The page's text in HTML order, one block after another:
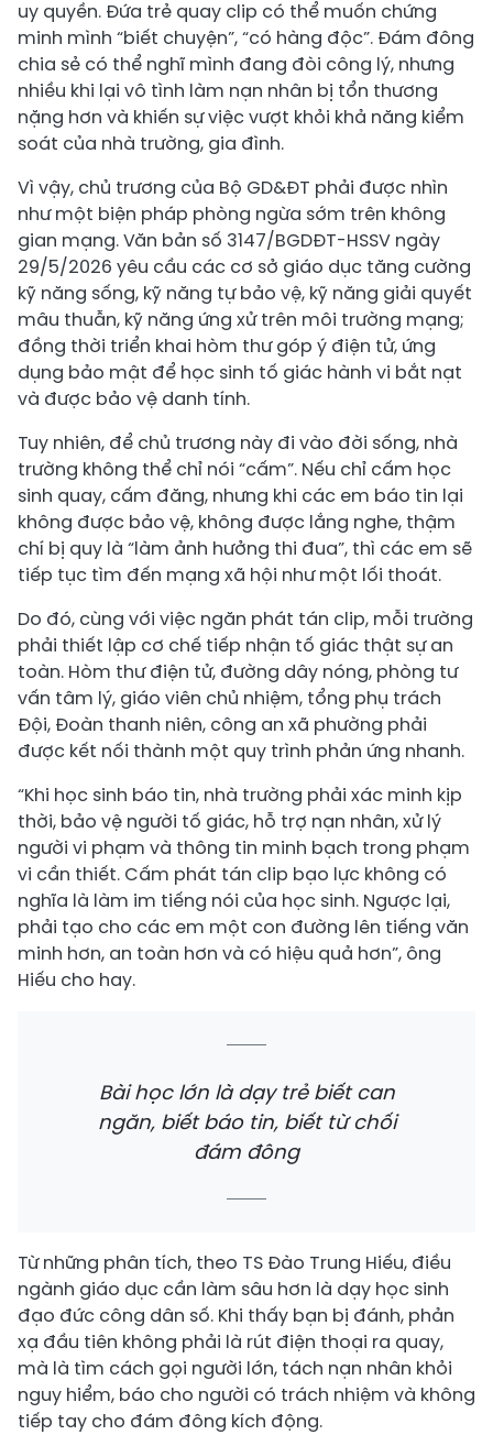
uy quyền. Đứa trẻ quay clip có thể muốn chứng
minh mình “biết chuyện”, “có hàng độc”. Đám đông
chia sẻ có thể nghĩ mình đang đòi công lý, nhưng
nhiều khi lại vô tình làm nạn nhân bị tổn thương
nặng hơn và khiến sự việc vượt khỏi khả năng kiểm
soát của nhà trường, gia đình.
Vì vậy, chủ trương của Bộ GD&ĐT phải được nhìn
như một biện pháp phòng ngừa sớm trên không
gian mạng. Văn bản số 3147/BGDĐT-HSSV ngày
29/5/2026 yêu cầu các cơ sở giáo dục tăng cường
kỹ năng sống, kỹ năng tự bảo vệ, kỹ năng giải quyết
mâu thuẫn, kỹ năng ứng xử trên môi trường mạng;
đồng thời triển khai hòm thư góp ý điện tử, ứng
dụng bảo mật để học sinh tố giác hành vi bắt nạt
và được bảo vệ danh tính.
Tuy nhiên, để chủ trương này đi vào đời sống, nhà
trường không thể chỉ nói “cấm”. Nếu chỉ cấm học
sinh quay, cấm đăng, nhưng khi các em báo tin lại
không được bảo vệ, không được lắng nghe, thậm
chí bị quy là “làm ảnh hưởng thi đua”, thì các em sẽ
tiếp tục tìm đến mạng xã hội như một lối thoát.
Do đó, cùng với việc ngăn phát tán clip, mỗi trường
phải thiết lập cơ chế tiếp nhận tố giác thật sự an
toàn. Hòm thư điện tử, đường dây nóng, phòng tư
vấn tâm lý, giáo viên chủ nhiệm, tổng phụ trách
Đội, Đoàn thanh niên, công an xã phường phải
được kết nối thành một quy trình phản ứng nhanh.
“Khi học sinh báo tin, nhà trường phải xác minh kịp
thời, bảo vệ người tố giác, hỗ trợ nạn nhân, xử lý
người vi phạm và thông tin minh bạch trong phạm
vi cần thiết. Cấm phát tán clip bạo lực không có
nghĩa là làm im tiếng nói của học sinh. Ngược lại,
phải tạo cho các em một con đường lên tiếng văn
minh hơn, an toàn hơn và có hiệu quả hơn”, ông
Hiếu cho hay.
Bài học lớn là dạy trẻ biết can
ngăn, biết báo tin, biết từ chối
đám đông
Từ những phân tích, theo TS Đào Trung Hiếu, điều
ngành giáo dục cần làm sâu hơn là dạy học sinh
đạo đức công dân số. Khi thấy bạn bị đánh, phản
xạ đầu tiên không phải là rút điện thoại ra quay,
mà là tìm cách gọi người lớn, tách nạn nhân khỏi
nguy hiểm, báo cho người có trách nhiệm và không
tiếp tay cho đám đông kích động.